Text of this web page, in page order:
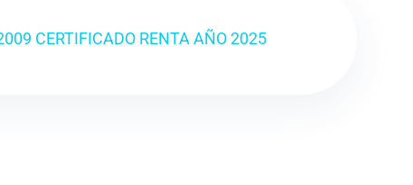
CERTIFICADO RENTA AÑO 2025